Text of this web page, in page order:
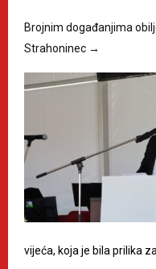
Brojnim događanjima
Strahoninec →
vijeća, koja je bila prilika